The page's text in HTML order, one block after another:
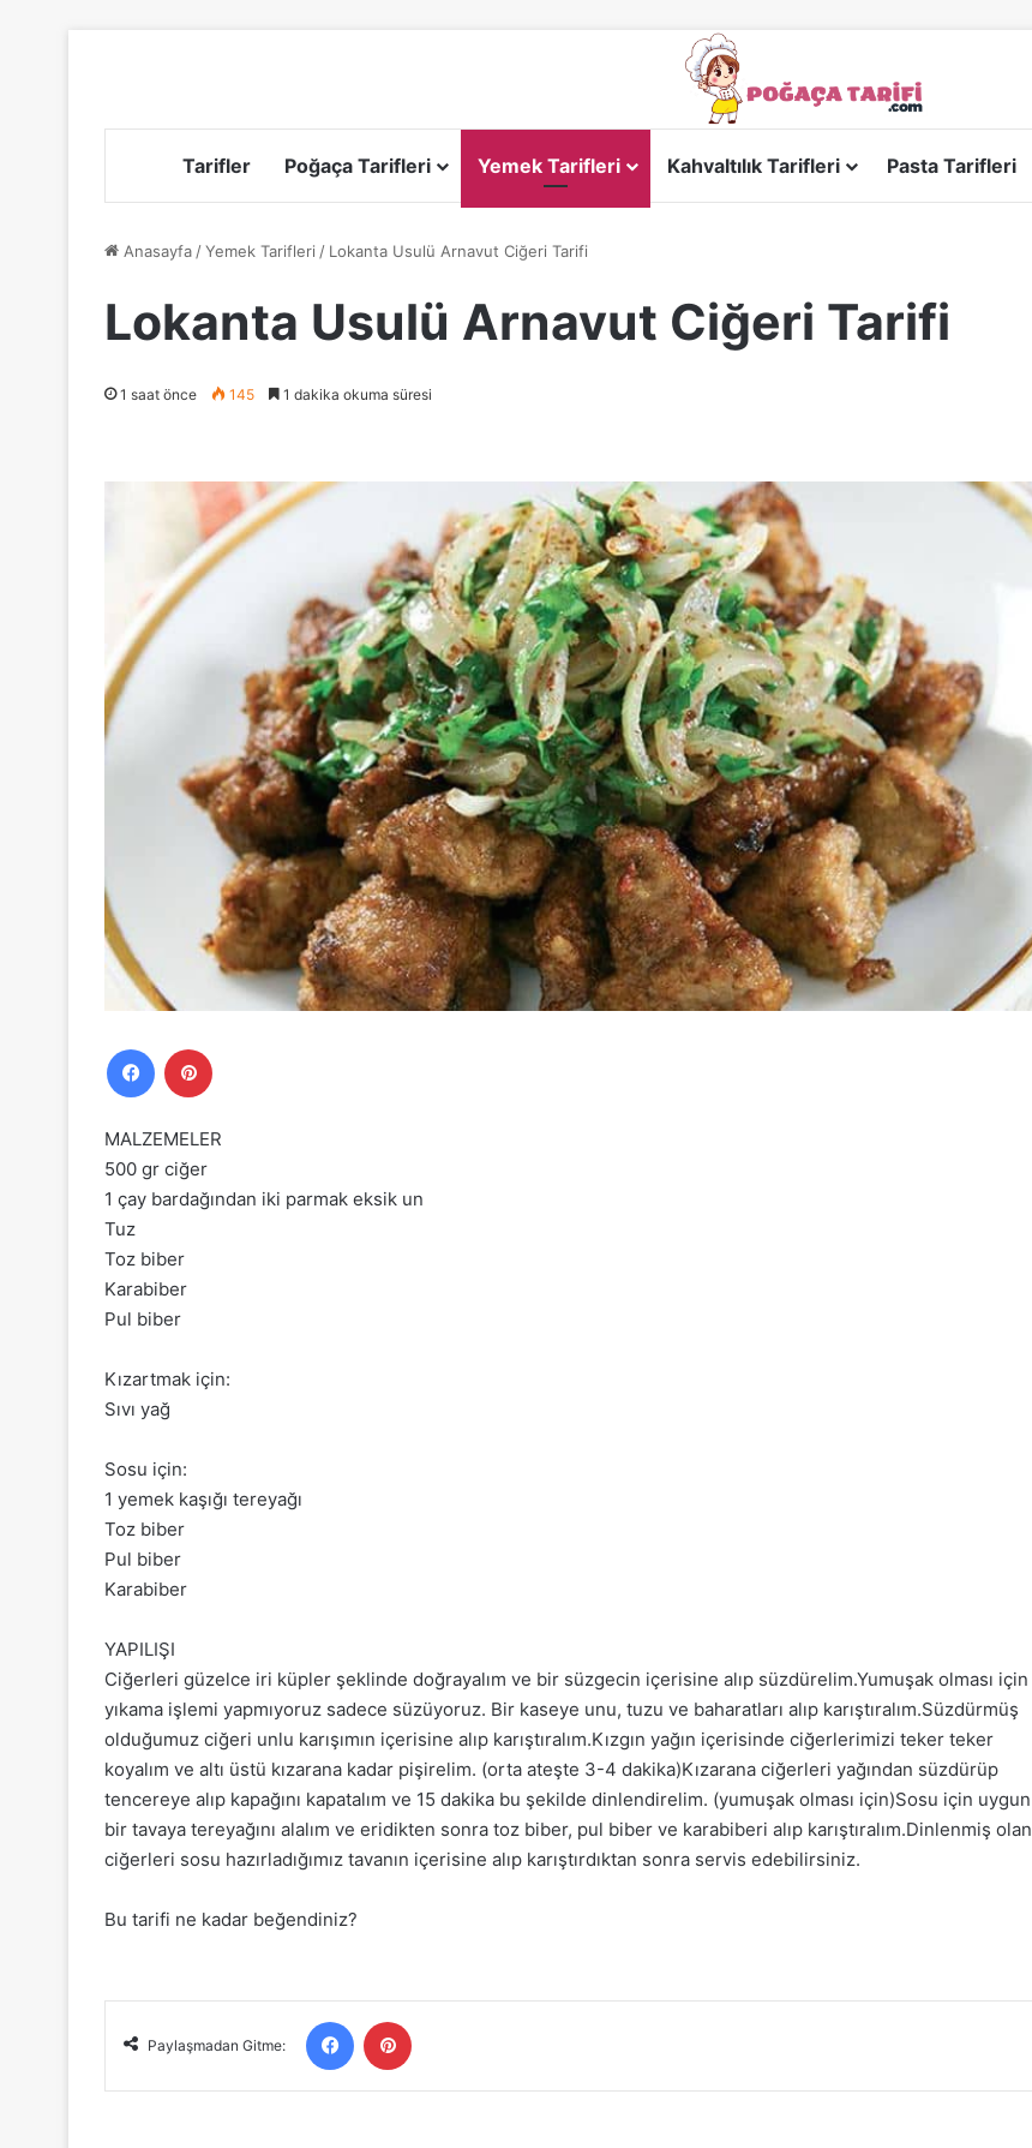
Tarifler Poğaça Tarifleri Yemek Tarifleri Kahvaltılık Tarifleri Pasta Tarifleri
Anasayfa /Yemek Tarifleri / Lokanta Usulü Arnavut Ciğeri Tarifi
Lokanta Usulü Arnavut Ciğeri Tarifi
1 saat önce 145 1 dakika okuma süresi
Facebook
MALZEMELER
500 gr ciğer
1 çay bardağından iki parmak eksik un
Tuz
Toz biber
Karabiber
Pul biber
Kızartmak için:
Sıvı yağ
Sosu için:
1 yemek kaşığı tereyağı
Toz biber
Pul biber
Karabiber
YAPILIŞI
Ciğerleri güzelce iri küpler şeklinde doğrayalım ve bir süzgecin içerisine alıp süzdürelim.Yumuşak olması için
yıkama işlemi yapmıyoruz sadece süzüyoruz. Bir kaseye unu, tuzu ve baharatları alıp karıştıralım.Süzdürmüş
olduğumuz ciğeri unlu karışımın içerisine alıp karıştıralım.Kızgın yağın içerisinde ciğerlerimizi teker teker
koyalım ve altı üstü kızarana kadar pişirelim. (orta ateşte 3-4 dakika)Kızarana ciğerleri yağından süzdürüp
tencereye alıp kapağını kapatalım ve 15 dakika bu şekilde dinlendirelim. (yumuşak olması için)Sosu için uygun
bir tavaya tereyağını alalım ve eridikten sonra toz biber, pul biber ve karabiberi alıp karıştıralım.Dinlenmiş olan
ciğerleri sosu hazırladığımız tavanın içerisine alıp karıştırdıktan sonra servis edebilirsiniz.
Bu tarifi ne kadar beğendiniz?
Paylaşmadan Gitme:
Facebook